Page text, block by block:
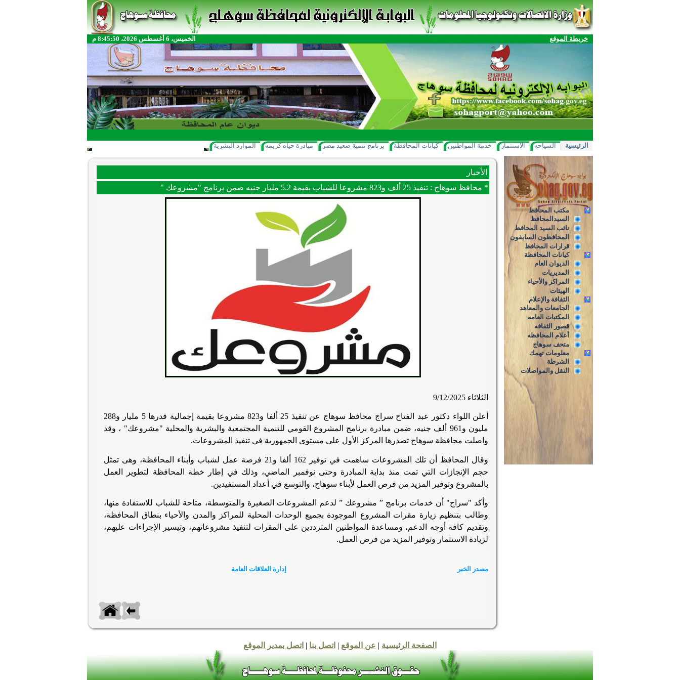
خريطة الموقع الخميس، 6 أغسطس 2026، 8:45:50 م
الرئيسية السياحه الاستثمار خدمة المواطنين كيانات المحافظة برنامج تنمية صعيد مصر مبادرة حياه كريمه الموارد البشرية
مكتب المحافظ
السيدالمحافظ
نائب السيد المحافظ
المحافظون السابقون
قرارات المحافظ
كيانات المحافظة
الديوان العام
المديريات
المراكز والأحياء
الهيئات
الثقافة والإعلام
الجامعات والمعاهد
المكتبات العامه
قصور الثقافه
أعلام المحافظه
متحف سوهاج
معلومات تهمك
الشرطة
النقل والمواصلات
الأخبار
* محافظ سوهاج : تنفيذ 25 ألف و823 مشروعا للشباب بقيمة 5.2 مليار جنيه ضمن برنامج "مشروعك "
الثلاثاء 9/12/2025
أعلن اللواء دكتور عبد الفتاح سراج محافظ سوهاج عن تنفيذ 25 ألفا و823 مشروعا بقيمة إجمالية قدرها 5 مليار و288
مليون و961 ألف جنيه، ضمن مبادرة برنامج المشروع القومي للتنمية المجتمعية والبشرية والمحلية "مشروعك" ، وقد
واصلت محافظة سوهاج تصدرها المركز الأول على مستوى الجمهورية في تنفيذ المشروعات.
وقال المحافظ أن تلك المشروعات ساهمت في توفير 162 ألفا و21 فرصة عمل لشباب وأبناء المحافظة، وهى تمثل
حجم الإنجازات التي تمت منذ بداية المبادرة وحتى نوفمبر الماضي، وذلك في إطار خطة المحافظة لتطوير العمل
بالمشروع وتوفير المزيد من فرص العمل لأبناء سوهاج، والتوسع في أعداد المستفيدين.
وأكد "سراج" أن خدمات برنامج ” مشروعك ” لدعم المشروعات الصغيرة والمتوسطة، متاحة للشباب للاستفادة منها،
وطالب بتنظيم زيارة مقرات المشروع الموجودة بجميع الوحدات المحلية للمراكز والمدن والأحياء بنطاق المحافظة،
وتقديم كافة أوجه الدعم، ومساعدة المواطنين المترددين على المقرات لتنفيذ مشروعاتهم، وتيسير الإجراءات عليهم،
لزيادة الاستثمار وتوفير المزيد من فرص العمل.
مصدر الخبر إدارة العلاقات العامة
الصفحة الرئيسية | عن الموقع | اتصل بنا | اتصل بمدير الموقع